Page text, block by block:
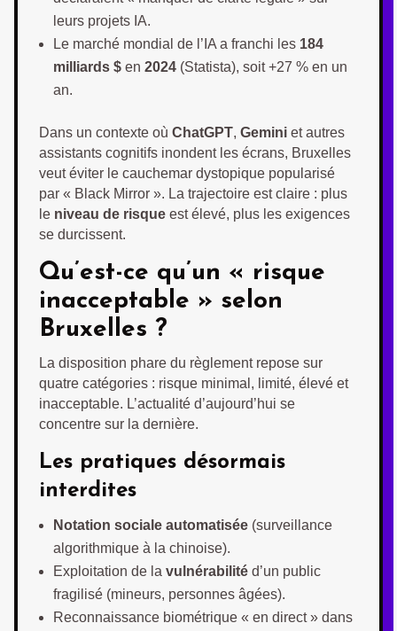
leurs projets IA.
Le marché mondial de l’IA a franchi les 184
milliards $ en 2024 (Statista), soit +27 % en un
an.
Dans un contexte où ChatGPT, Gemini et autres
assistants cognitifs inondent les écrans, Bruxelles
veut éviter le cauchemar dystopique popularisé
par « Black Mirror ». La trajectoire est claire : plus
le niveau de risque est élevé, plus les exigences
se durcissent.
Qu’est-ce qu’un « risque
inacceptable » selon
Bruxelles ?
La disposition phare du règlement repose sur
quatre catégories : risque minimal, limité, élevé et
inacceptable. L’actualité d’aujourd’hui se
concentre sur la dernière.
Les pratiques désormais
interdites
Notation sociale automatisée (surveillance
algorithmique à la chinoise).
Exploitation de la vulnérabilité d’un public
fragilisé (mineurs, personnes âgées).
Reconnaissance biométrique « en direct » dans